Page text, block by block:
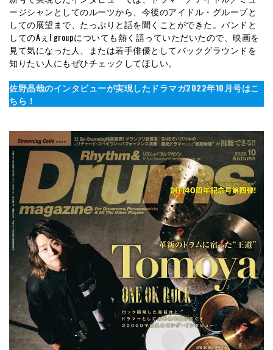
ージシャンとしてのルーツから、今後のアイドル・グループと
しての展望まで、たっぷりと話を聞くことができた。バンドと
してのAぇ! groupについても熱く語っていただいたので、映画を
見て気になった人、または若手俳優としてバックグラウンドを
知りたい人にもぜひチェックしてほしい。
佐野晶哉のインタビューが実現したドラマガ2022年10月号はこ
ちら！